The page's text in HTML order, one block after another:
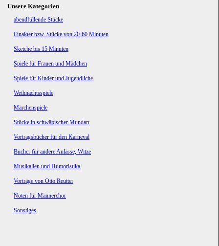
Unsere Kategorien
Navigation
abendfüllende Stücke
Einakter bzw. Stücke von 20-60 Minuten
Sketche bis 15 Minuten
Spiele für Frauen und Mädchen
Spiele für Kinder und Jugendliche
Weihnachtsspiele
Märchenspiele
Stücke in schwäbischer Mundart
Vortragsbücher für den Karneval
Bücher für andere Anlässe, Witze
Musikalien und Humoristika
Vorträge von Otto Reutter
Noten für Männerchor
Sonstiges